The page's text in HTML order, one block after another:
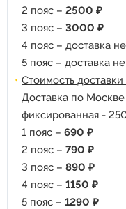
2 пояс – 2500 ₽
3 пояс – 3000 ₽
4 пояс – доставка
5 пояс – доставка
Стоимость
Доставка по
фиксированная -
1 пояс – 690 ₽
2 пояс – 790 ₽
3 пояс – 890 ₽
4 пояс – 1150 ₽
5 пояс – 1290 ₽